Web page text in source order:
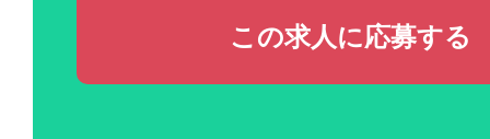
この求人に応募する